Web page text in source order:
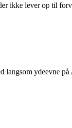
ikke lever op til
langsom ydeevne